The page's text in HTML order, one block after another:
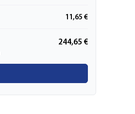
11,65 €
244,65 €